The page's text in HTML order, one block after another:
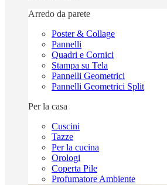
Arredo da parete
Poster & Collage
Pannelli
Quadri e Cornici
Stampa su Tela
Pannelli Geometrici
Pannelli Geometrici Split
Per la casa
Cuscini
Tazze
Per la cucina
Orologi
Coperta Pile
Profumatore Ambiente